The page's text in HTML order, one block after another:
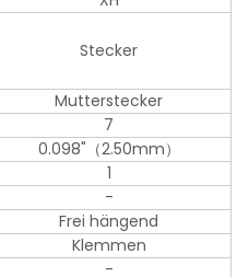
Stecker
Mutterstecker
7
0.098"（2.50mm）
1
-
Frei hängend
Klemmen
-